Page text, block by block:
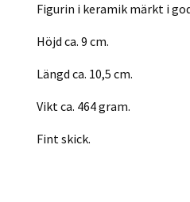
Figurin i keramik märkt i
Höjd ca. 9 cm.
Längd ca. 10,5 cm.
Vikt ca. 464 gram.
Fint skick.